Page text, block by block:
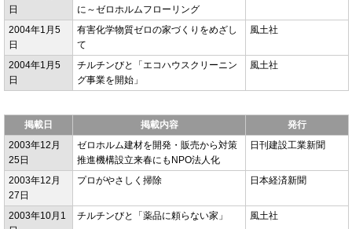
日
に～ゼロホルムフローリング
2004年1月5
日
有害化学物質ゼロの家づくりをめざし
て
風土社
2004年1月5
日
チルチンびと「エコハウスクリーニン
グ事業を開始」
風土社
掲載日 掲載内容
発行
2003年12月
25日
ゼロホルム建材を開発・販売から対策
推進機構設立来春にもNPO法人化
日刊建設工業新聞
2003年12月
27日
プロがやさしく掃除 日本経済新聞
2003年10月1
チルチンびと「薬品に頼らない家」 風土社